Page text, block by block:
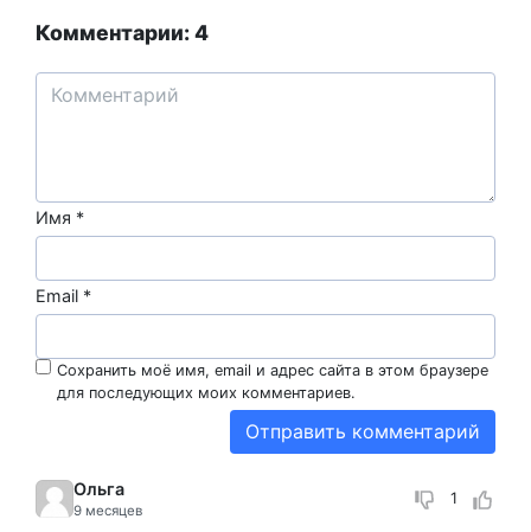
Комментарии: 4
Имя *
Email *
Сохранить моё имя, email и адрес сайта в этом браузере
для последующих моих комментариев.
Ольга
9 месяцев
1